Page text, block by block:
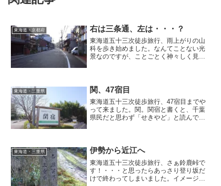
東海道・京都府 右は三条通、左は・・・？
東海道五十三次徒歩旅行、雨上がりの山
科を歩き始めました。なんてことない光
景なのですが、ことごとく神々しく見え
目指してスタートです。
東海道・三重県 関、47宿目
東海道五十三次徒歩旅行、47宿目までや
って来ました。関。関宿と書くと、千葉
県民だと思わず「せきやど」と読んでし
東海道・三重県 伊勢から近江へ
東海道五十三次徒歩旅行、さぁ鈴鹿峠で
す！・・・と思ったらあっさり登り坂だ
けで終わってしまいました。イメージ的